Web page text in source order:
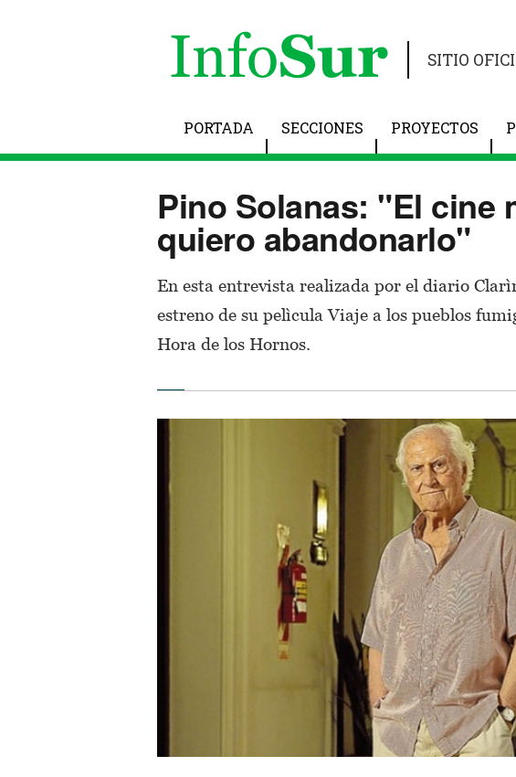
SITIO
PORTADA SECCIONES PROYECTOS
Pino Solanas: "El cine
quiero abandonarlo"
En esta entrevista realizada por el diario
estreno de su pelìcula Viaje a los pueblos
Hora de los Hornos.